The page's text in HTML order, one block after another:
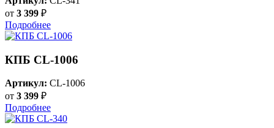
от 3 399 ₽
Подробнее
КПБ CL-1006
Артикул: CL-1006
от 3 399 ₽
Подробнее